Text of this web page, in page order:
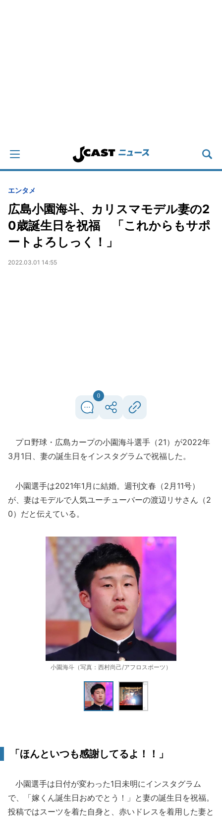
エンタメ
広島小園海斗、カリスマモデル妻の2
0歳誕生日を祝福 「これからもサポ
ートよろしっく！」
2022.03.01 14:55
0
プロ野球・広島カープの小園海斗選手（21）が2022年
3月1日、妻の誕生日をインスタグラムで祝福した。
小園選手は2021年1月に結婚。週刊文春（2月11号）
が、妻はモデルで人気ユーチューバーの渡辺リサさん（2
0）だと伝えている。
小園海斗（写真：西村尚己/アフロスポーツ）
「ほんといつも感謝してるよ！！」
小園選手は日付が変わった1日未明にインスタグラム
で、「嫁くん誕生日おめでとう！」と妻の誕生日を祝福。
投稿ではスーツを着た自身と、赤いドレスを着用した妻と